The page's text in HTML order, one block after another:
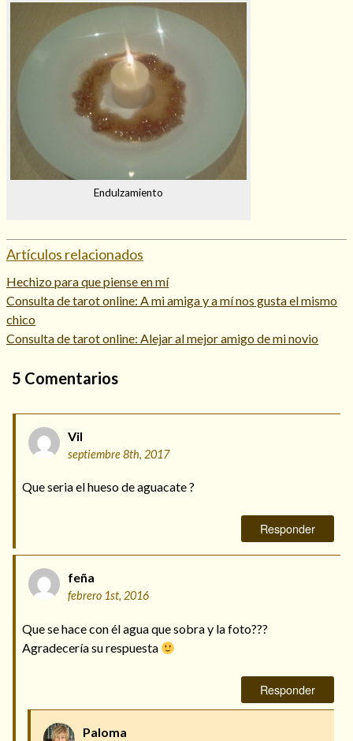
Endulzamiento
Artículos relacionados
Hechizo para que piense en mí
Consulta de tarot online: A mi amiga y a mí nos gusta el mismo
chico
Consulta de tarot online: Alejar al mejor amigo de mi novio
5 Comentarios
Vil
septiembre 8th, 2017
Que seria el hueso de aguacate ?
Responder
feña
febrero 1st, 2016
Que se hace con él agua que sobra y la foto???
Agradecería su respuesta
Responder
Paloma